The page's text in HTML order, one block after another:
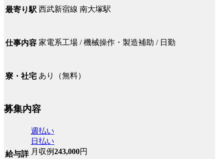
最寄り駅 西武新宿線 南大塚駅
仕事内容 家電系工場 / 機械操作・製造補助 / 日勤
寮・社宅 あり（無料）
募集内容
給与詳
週払い
日払い
月収例243,000円